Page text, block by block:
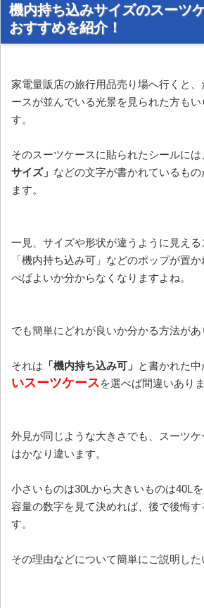
機内持ち込みサイズのスーツ
おすすめを紹介！
家電量販店の旅行用品売り場へ行くと
ースが並んでいる光景を見られた方も
す。
そのスーツケースに貼られたシールには
サイズ」 などの文字が書かれているも
ます。
一見、サイズや形状が違うように見える
「機内持ち込み可」などのポップが置
べばよいか分からなくなりますよね。
でも簡単にどれが良いか分かる方法があ
それは 「機内持ち込み可」 と書かれた中
いスーツケースを選べば間違いありま
外見が同じような大きさでも、スーツ
はかなり違います。
小さいものは30Lから大きいものは40Lを
容量の数字を見て決めれば、後で後悔す
す。
その理由などについて簡単にご説明した